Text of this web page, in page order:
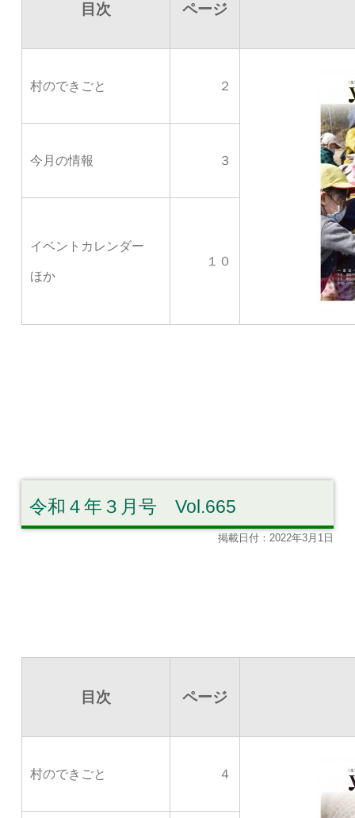
目次 ページ
村のできごと ２
今月の情報 ３
イベントカレンダー
ほか
１０
令和４年３月号 Vol.665
掲載日付：2022年3月1日
目次 ページ
村のできごと ４